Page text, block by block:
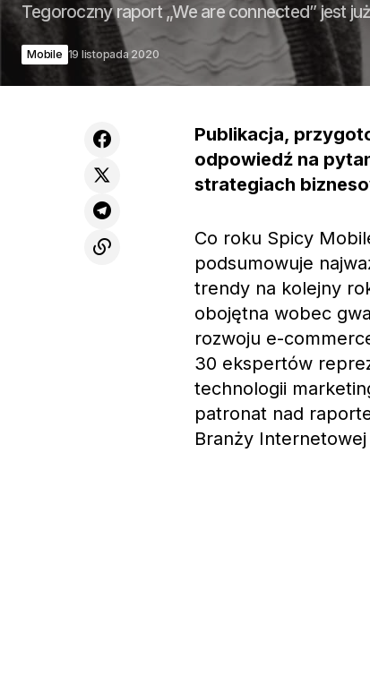
Tegoroczny raport „We are connected” jest
Mobile 19 listopada 2020
Publikacja,
odpowiedź na
strategiach
Co roku Spicy
podsumowuje
trendy na kolejny
obojętna wobec
rozwoju e-
30 ekspertów
technologii
patronat nad
Branży Internetowej